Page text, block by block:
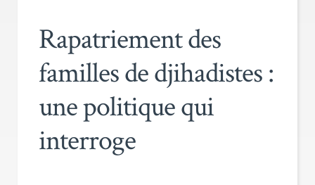
Rapatriement des
familles de djihadistes :
une politique qui
interroge